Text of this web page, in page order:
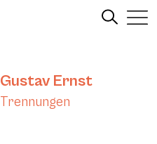
Gustav Ernst
Trennungen